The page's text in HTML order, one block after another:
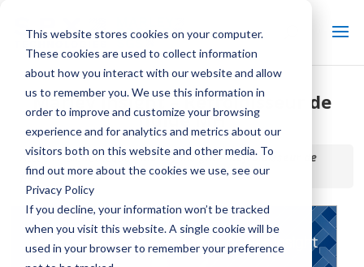
This website stores cookies on your computer.
These cookies are used to collect information
about how you interact with our website and allow
us to remember you. We use this information in
order to improve and customize your browsing
experience and for analytics and metrics about our
visitors both on this website and other media. To
find out more about the cookies we use, see our
Privacy Policy
If you decline, your information won’t be tracked
when you visit this website. A single cookie will be
used in your browser to remember your preference
Marley Insight – Refroidisseur de
fluide MH
Accueil / Bibliothèque /Marley Insight – Refroidisseur de
fluide MH